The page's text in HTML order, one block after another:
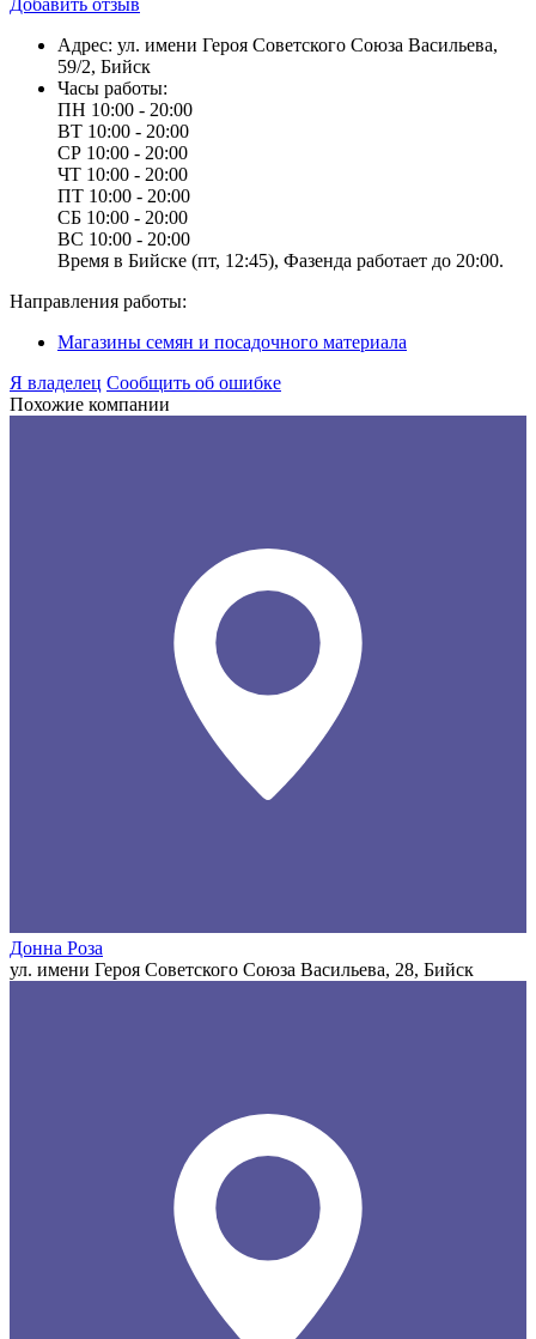
Адрес: ул. имени Героя Советского Союза Васильева,
59/2, Бийск
Часы работы:
ПН 10:00 - 20:00
ВТ 10:00 - 20:00
СР 10:00 - 20:00
ЧТ 10:00 - 20:00
ПТ 10:00 - 20:00
СБ 10:00 - 20:00
ВС 10:00 - 20:00
Время в Бийске (пт, 12:45), Фазенда работает до 20:00.
Направления работы:
Магазины семян и посадочного материала
Я владелец Сообщить об ошибке
Похожие компании
Донна Роза
ул. имени Героя Советского Союза Васильева, 28, Бийск